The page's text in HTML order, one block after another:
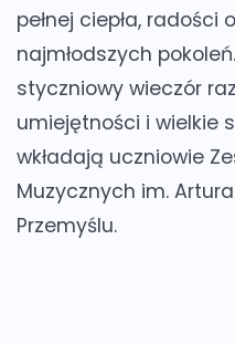
pełnej ciepła, radości
najmłodszych
styczniowy wieczór
umiejętności i wielkie
wkładają uczniowie
Muzycznych im.
Przemyślu.